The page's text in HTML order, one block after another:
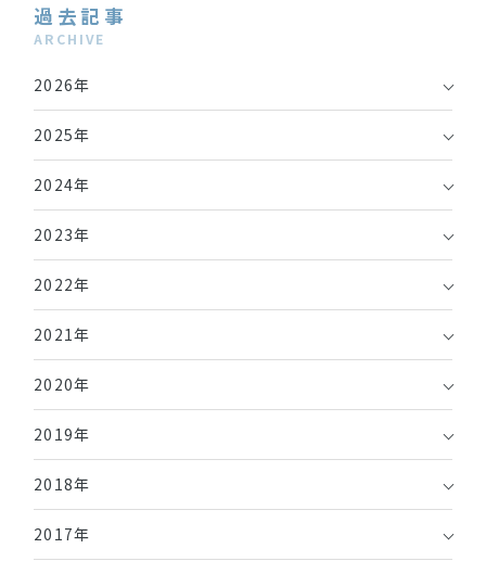
過去記事
ARCHIVE
2026年
2025年
2024年
2023年
2022年
2021年
2020年
2019年
2018年
2017年